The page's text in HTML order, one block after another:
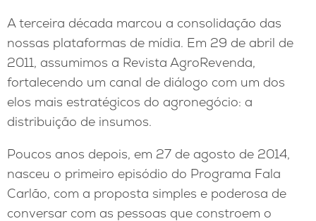
A terceira década marcou a consolidação das
nossas plataformas de mídia. Em 29 de abril de
2011, assumimos a Revista AgroRevenda,
fortalecendo um canal de diálogo com um dos
elos mais estratégicos do agronegócio: a
distribuição de insumos.
Poucos anos depois, em 27 de agosto de 2014,
nasceu o primeiro episódio do Programa Fala
Carlão, com a proposta simples e poderosa de
conversar com as pessoas que constroem o